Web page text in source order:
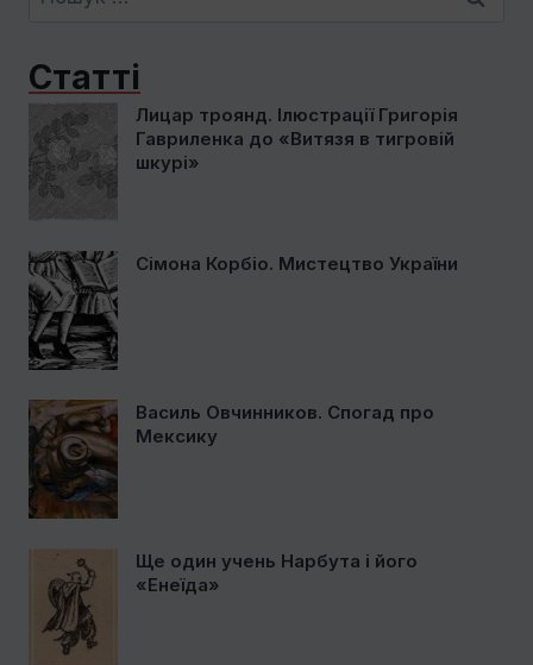
Статті
Лицар троянд. Ілюстрації Григорія
Гавриленка до «Витязя в тигровій
шкурі»
Сімона Корбіо. Мистецтво України
Василь Овчинников. Спогад про
Мексику
Ще один учень Нарбута і його
«Енеїда»